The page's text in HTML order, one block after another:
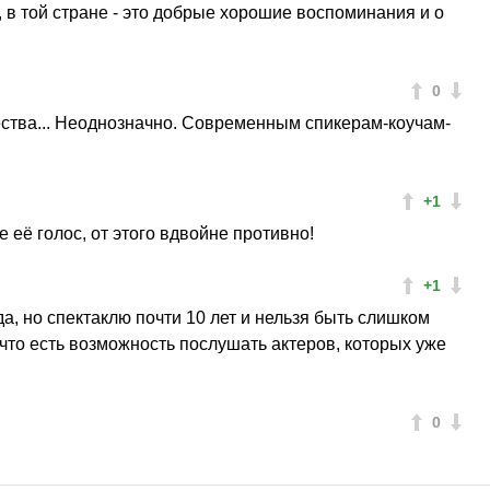
той стране - это добрые хорошие воспоминания и о
0
Неоднозначно. Современным спикерам-коучам-
+1
голос, от этого вдвойне противно!
+1
но спектаклю почти 10 лет и нельзя быть слишком
есть возможность послушать актеров, которых уже
0